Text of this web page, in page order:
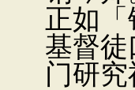
正如
基督
门研究